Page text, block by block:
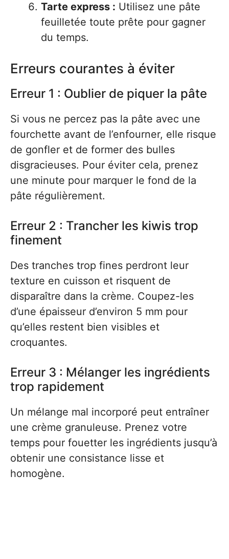
Tarte express : Utilisez une pâte
feuilletée toute prête pour gagner
du temps.
Erreurs courantes à éviter
Erreur 1 : Oublier de piquer la pâte
Si vous ne percez pas la pâte avec une
fourchette avant de l’enfourner, elle risque
de gonfler et de former des bulles
disgracieuses. Pour éviter cela, prenez
une minute pour marquer le fond de la
pâte régulièrement.
Erreur 2 : Trancher les kiwis trop
finement
Des tranches trop fines perdront leur
texture en cuisson et risquent de
disparaître dans la crème. Coupez-les
d’une épaisseur d’environ 5 mm pour
qu’elles restent bien visibles et
croquantes.
Erreur 3 : Mélanger les ingrédients
trop rapidement
Un mélange mal incorporé peut entraîner
une crème granuleuse. Prenez votre
temps pour fouetter les ingrédients jusqu’à
obtenir une consistance lisse et
homogène.